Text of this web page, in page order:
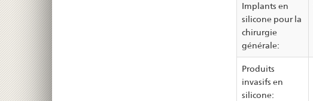
Implants en
silicone pour la
chirurgie
générale:
Produits
invasifs en
silicone: